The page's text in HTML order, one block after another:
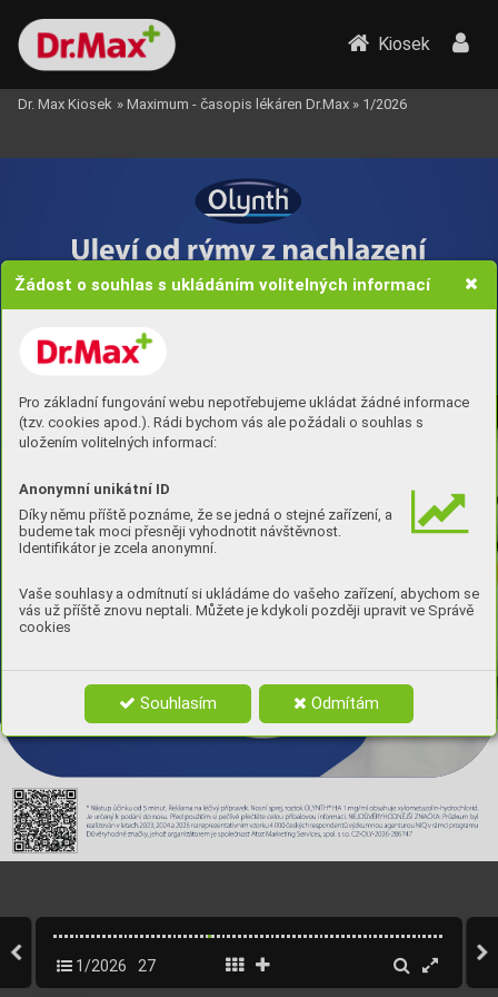
Žádost o souhlas s ukládáním volitelných informací
Pro základní fungování webu nepotřebujeme ukládat žádné informace
(tzv. cookies apod.). Rádi bychom vás ale požádali o souhlas s
uložením volitelných informací:
Anonymní unikátní ID
Díky němu příště poznáme, že se jedná o stejné zařízení, a
budeme tak moci přesněji vyhodnotit návštěvnost.
Identifikátor je zcela anonymní.
Vaše souhlasy a odmítnutí si ukládáme do vašeho zařízení, abychom se
vás už příště znovu neptali. Můžete je kdykoli později upravit ve Správě
cookies
Souhlasím Odmítám
Kiosek
Dr. Max Kiosek » Maximum - časopis lékáren Dr.Max » 1/2026
1/2026 27